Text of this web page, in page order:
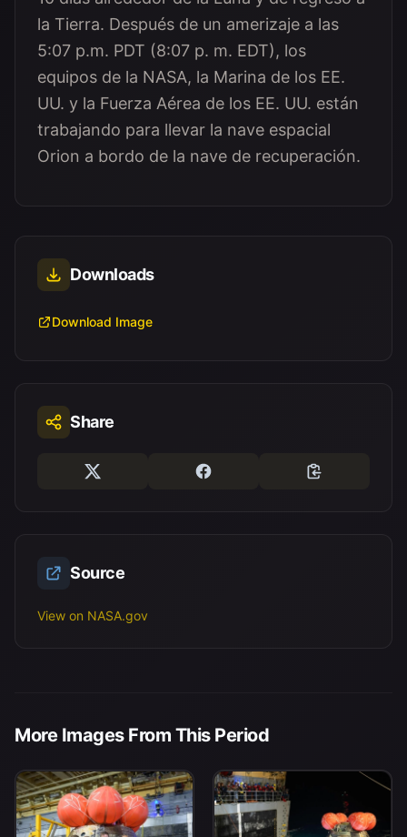
la Tierra. Después de un amerizaje a las
5:07 p.m. PDT (8:07 p. m. EDT), los
equipos de la NASA, la Marina de los EE.
UU. y la Fuerza Aérea de los EE. UU. están
trabajando para llevar la nave espacial
Orion a bordo de la nave de recuperación.
Downloads
Download Image
Share
Source
View on NASA.gov
More Images From This Period